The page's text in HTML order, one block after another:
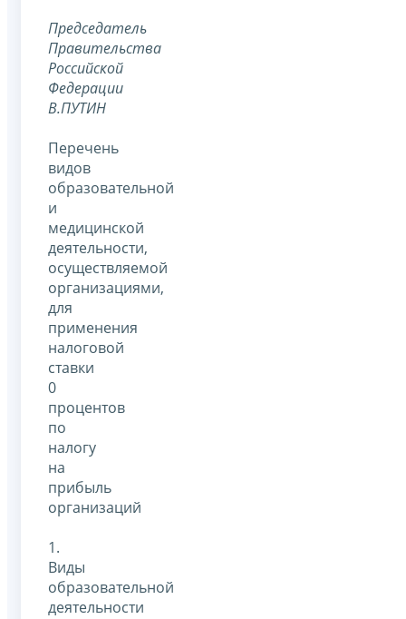
Председатель
Правительства
Российской
Федерации
В.ПУТИН
Перечень
видов
образовательной
и
медицинской
деятельности,
осуществляемой
организациями,
для
применения
налоговой
ставки
0
процентов
по
налогу
на
прибыль
организаций
1.
Виды
образовательной
деятельности